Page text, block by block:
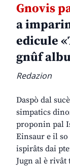
Gnovis
a
edicule
gnûf
Redazion
Daspò dal
simpatics
proponin pal
Einsaur e il
ispirâts dai
Jugn al è